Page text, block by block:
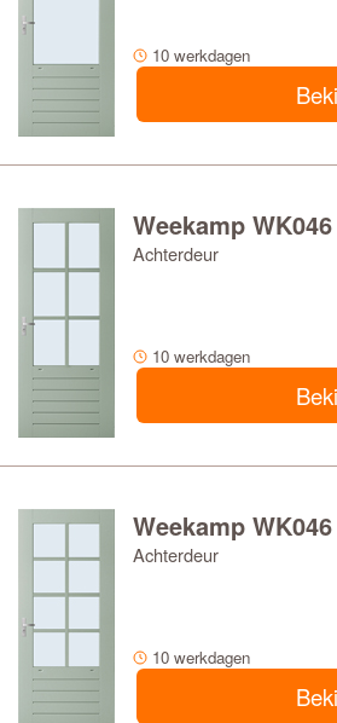
10 werkdagen
Weekamp
Achterdeur
10 werkdagen
Weekamp
Achterdeur
10 werkdagen